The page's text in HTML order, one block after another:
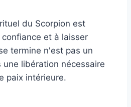
du Scorpion est
et à laisser
termine n'est pas un
libération nécessaire
paix intérieure.